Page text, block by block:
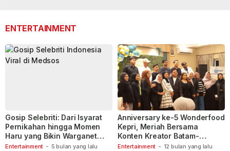
ENTERTAINMENT
Entertainment - 5 bulan yang lalu
Gosip Selebriti: Dari Isyarat
Pernikahan hingga Momen
Haru yang Bikin Warganet
Berspekulasi
Entertainment - 12 bulan yang lalu
Anniversary ke-5 Wonderfood
Kepri, Meriah Bersama
Konten Kreator Batam-
Tanjungpinang